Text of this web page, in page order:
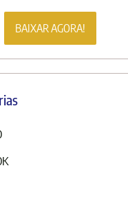
BAIXAR AGORA!